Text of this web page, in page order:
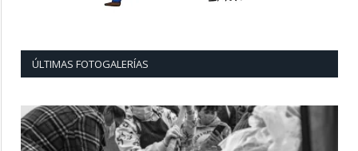
ÚLTIMAS FOTOGALERÍAS